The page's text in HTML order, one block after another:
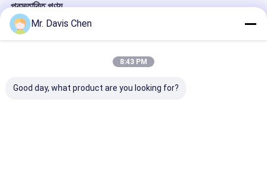
প্রস্তাবিত পণ্য
Mr. Davis Chen
8:43 PM
Good day, what product are you looking for?